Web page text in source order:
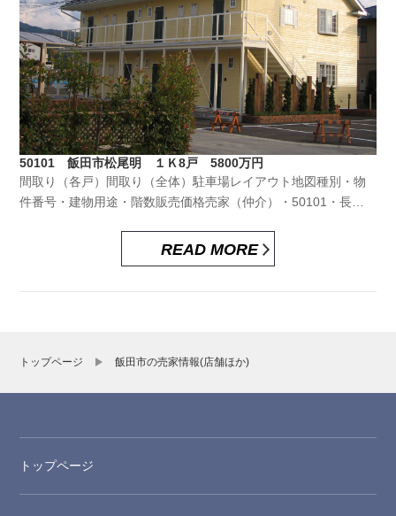
50101 飯田市松尾明 １Ｋ8戸 5800万円
間取り（各戸）間取り（全体）駐車場レイアウト地図種別・物
件番号・建物用途・階数販売価格売家（仲介）・50101・長野
地：1500、建物：4300）仲介手数料（税込）土地面積（坪換
算）１，９８０，０００円418.28㎡（126.5坪）建物床面積...
READ MORE
トップページ 飯田市の売家情報(店舗ほか)
トップページ